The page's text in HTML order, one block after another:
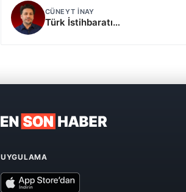
CÜNEYT İNAY
Türk İstihbaratı…
UYGULAMA